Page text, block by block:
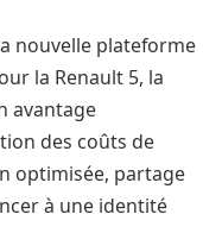
nouvelle plateforme
la Renault 5, la
avantage
des coûts de
optimisée, partage
à une identité